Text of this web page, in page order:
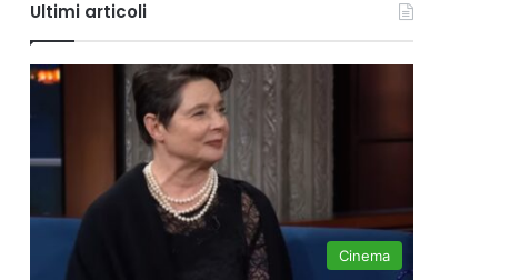
Ultimi articoli
Cinema